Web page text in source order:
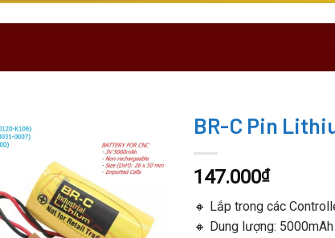
BR-C Pin
147.000₫
🔸 Lắp trong các
🔸 Dung lượng: 5000mAh